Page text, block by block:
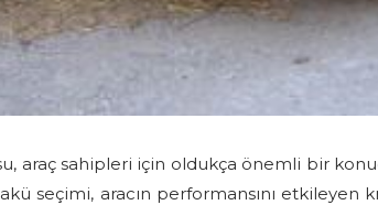
araç sahipleri için oldukça önemli bir
seçimi, aracın performansını